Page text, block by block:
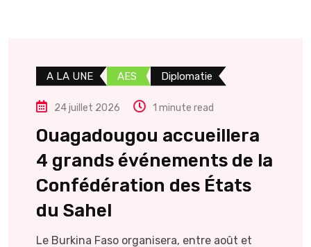
A LA UNE AES Diplomatie
24 juillet 2026 1 minute read
Ouagadougou accueillera
4 grands événements de la
Confédération des États
du Sahel
Le Burkina Faso organisera, entre août et